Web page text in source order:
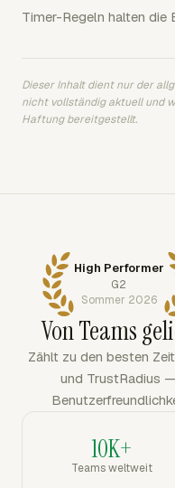
Timer-Regeln halten die
Dieser Inhalt dient nur der
nicht vollständig aktuell und
Haftung bereitgestellt.
High Performer
G2
Sommer 2026
Von Teams
Zählt zu den besten
und TrustRadius
10K+
Teams weltweit